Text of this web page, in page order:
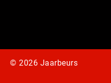
© 2026 Jaarbeurs